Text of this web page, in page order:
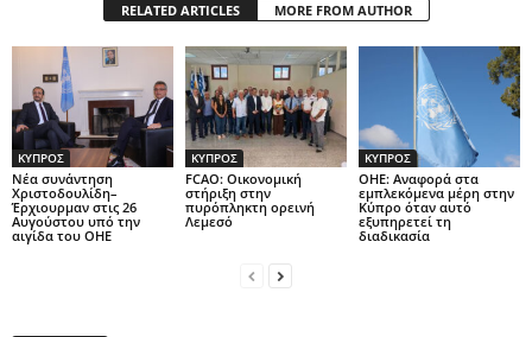
RELATED ARTICLES MORE FROM AUTHOR
ΚΥΠΡΟΣ
Νέα συνάντηση
Χριστοδουλίδη–
Έρχιουρμαν στις 26
Αυγούστου υπό την
αιγίδα του ΟΗΕ
ΚΥΠΡΟΣ
FCAO: Οικονομική
στήριξη στην
πυρόπληκτη ορεινή
Λεμεσό
ΚΥΠΡΟΣ
ΟΗΕ: Αναφορά στα
εμπλεκόμενα μέρη στην
Κύπρο όταν αυτό
εξυπηρετεί τη
διαδικασία